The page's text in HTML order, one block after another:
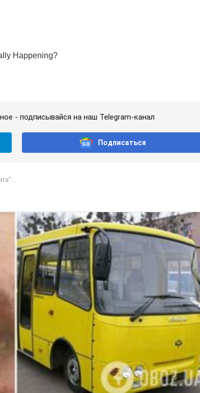
- подписывайся на наш Telegram-канал
Подписаться